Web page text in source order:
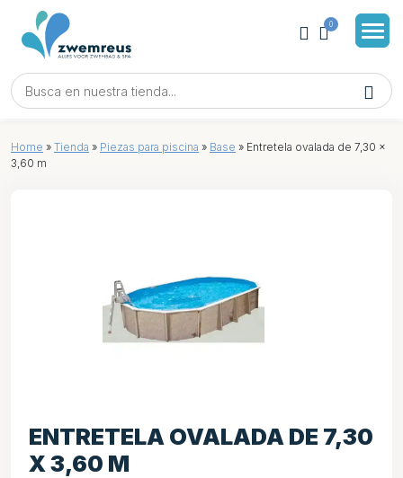
0
Home » Tienda » Piezas para piscina » Base » Entretela ovalada de 7,30 x
3,60 m
ENTRETELA OVALADA DE 7,30
X 3,60 M